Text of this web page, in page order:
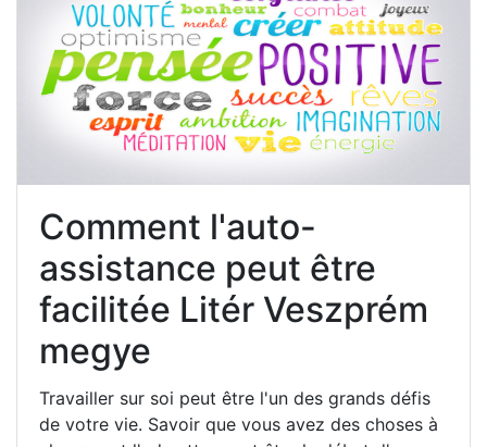
Comment l'auto-
assistance peut être
facilitée Litér Veszprém
megye
Travailler sur soi peut être l'un des grands défis
de votre vie. Savoir que vous avez des choses à